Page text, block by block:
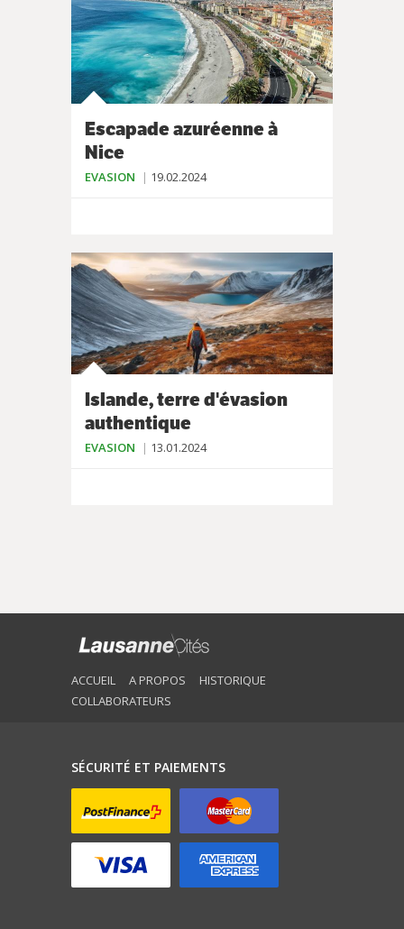
Escapade azuréenne à
Nice
EVASION 19.02.2024
Islande, terre d'évasion
authentique
EVASION 13.01.2024
ACCUEIL A PROPOS
HISTORIQUE
COLLABORATEURS
SÉCURITÉ ET PAIEMENTS